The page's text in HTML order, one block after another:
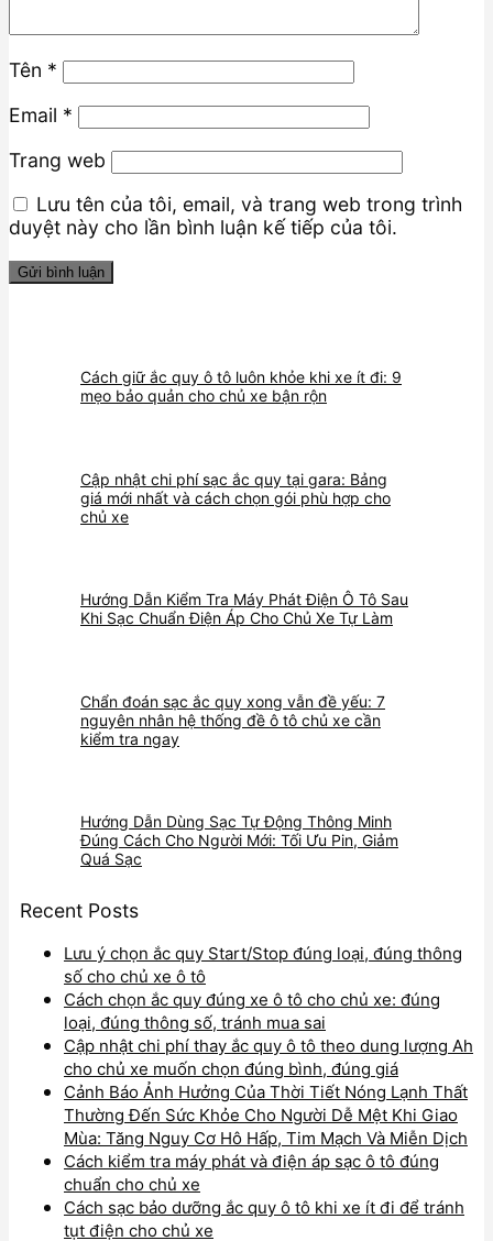
Tên *
Email *
Trang web
Lưu tên của tôi, email, và trang web trong trình
duyệt này cho lần bình luận kế tiếp của tôi.
Cách giữ ắc quy ô tô luôn khỏe khi xe ít đi: 9
mẹo bảo quản cho chủ xe bận rộn
Cập nhật chi phí sạc ắc quy tại gara: Bảng
giá mới nhất và cách chọn gói phù hợp cho
chủ xe
Hướng Dẫn Kiểm Tra Máy Phát Điện Ô Tô Sau
Khi Sạc Chuẩn Điện Áp Cho Chủ Xe Tự Làm
Chẩn đoán sạc ắc quy xong vẫn đề yếu: 7
nguyên nhân hệ thống đề ô tô chủ xe cần
kiểm tra ngay
Hướng Dẫn Dùng Sạc Tự Động Thông Minh
Đúng Cách Cho Người Mới: Tối Ưu Pin, Giảm
Quá Sạc
Recent Posts
Lưu ý chọn ắc quy Start/Stop đúng loại, đúng thông
số cho chủ xe ô tô
Cách chọn ắc quy đúng xe ô tô cho chủ xe: đúng
loại, đúng thông số, tránh mua sai
Cập nhật chi phí thay ắc quy ô tô theo dung lượng Ah
cho chủ xe muốn chọn đúng bình, đúng giá
Cảnh Báo Ảnh Hưởng Của Thời Tiết Nóng Lạnh Thất
Thường Đến Sức Khỏe Cho Người Dễ Mệt Khi Giao
Mùa: Tăng Nguy Cơ Hô Hấp, Tim Mạch Và Miễn Dịch
Cách kiểm tra máy phát và điện áp sạc ô tô đúng
chuẩn cho chủ xe
Cách sạc bảo dưỡng ắc quy ô tô khi xe ít đi để tránh
tụt điện cho chủ xe